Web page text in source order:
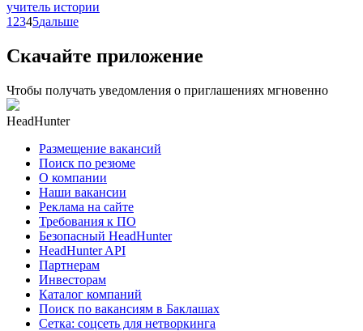
учитель истории
1 2345дальше
Скачайте приложение
Чтобы получать уведомления о приглашениях мгновенно
HeadHunter
Размещение вакансий
Поиск по резюме
О компании
Наши вакансии
Реклама на сайте
Требования к ПО
Безопасный HeadHunter
HeadHunter API
Партнерам
Инвесторам
Каталог компаний
Поиск по вакансиям в Баклашах
Сетка: соцсеть для нетворкинга